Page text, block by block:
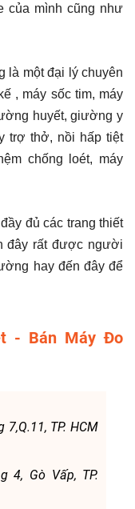
của mình cũng như
là một đại lý chuyên
, máy sốc tim, máy
huyết, giường y
trợ thở, nồi hấp tiệt
chống loét, máy
đủ các trang thiết
đây rất được người
hay đến đây để
- Bán Máy Đo
TP. HCM
4, Gò Vấp, TP.